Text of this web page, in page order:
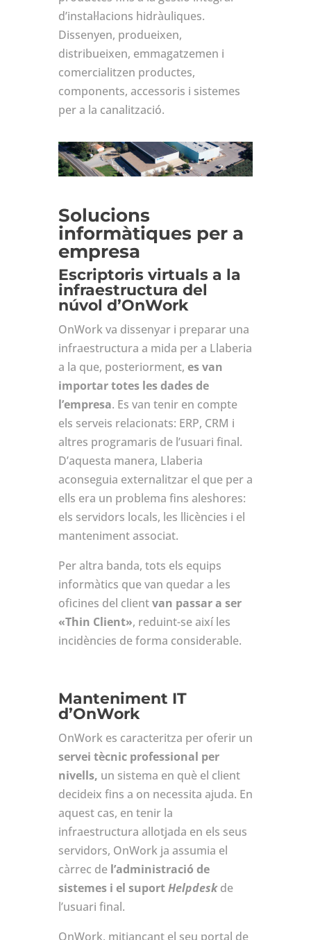
d’instal·lacions hidràuliques.
Dissenyen, produeixen,
distribueixen, emmagatzemen i
comercialitzen productes,
components, accessoris i sistemes
per a la canalització.
Solucions
informàtiques per a
empresa
Escriptoris virtuals a la
infraestructura del
núvol d’OnWork
OnWork va dissenyar i preparar una
infraestructura a mida per a Llaberia
a la que, posteriorment, es van
importar totes les dades de
l’empresa. Es van tenir en compte
els serveis relacionats: ERP, CRM i
altres programaris de l’usuari final.
D’aquesta manera, Llaberia
aconseguia externalitzar el que per a
ells era un problema fins aleshores:
els servidors locals, les llicències i el
manteniment associat.
Per altra banda, tots els equips
informàtics que van quedar a les
oficines del clientvan passar a ser
«Thin Client», reduint-se així les
incidències de forma considerable.
Manteniment IT
d’OnWork
OnWork es caracteritza per oferir un
servei tècnic professional per
nivells, un sistema en què el client
decideix fins a on necessita ajuda. En
aquest cas, en tenir la
infraestructura allotjada en els seus
servidors, OnWork ja assumia el
càrrec del’administració de
sistemes i el suportHelpdeskde
l’usuari final.
OnWork, mitjançant el seu portal de